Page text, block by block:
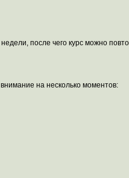
после чего курс можно
на несколько моментов: